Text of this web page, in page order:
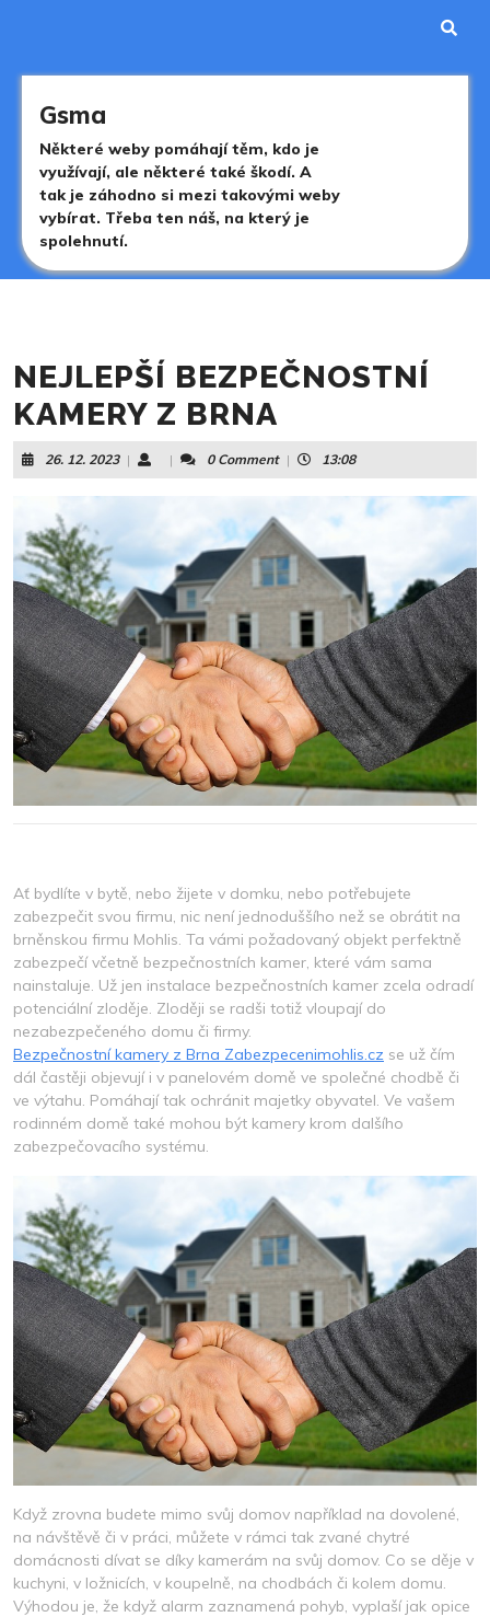
Gsma
Některé weby pomáhají těm, kdo je
využívají, ale některé také škodí. A
tak je záhodno si mezi takovými weby
vybírat. Třeba ten náš, na který je
spolehnutí.
NEJLEPŠÍ BEZPEČNOSTNÍ
KAMERY Z BRNA
26. 12. 202326.
12.
2023
| | 0 Comment | 13:08
Ať bydlíte v bytě, nebo žijete v domku, nebo potřebujete
zabezpečit svou firmu, nic není jednoduššího než se obrátit na
brněnskou firmu Mohlis. Ta vámi požadovaný objekt perfektně
zabezpečí včetně bezpečnostních kamer, které vám sama
nainstaluje. Už jen instalace bezpečnostních kamer zcela odradí
potenciální zloděje. Zloději se radši totiž vloupají do
nezabezpečeného domu či firmy.
Bezpečnostní kamery z Brna Zabezpecenimohlis.cz se už čím
dál častěji objevují i v panelovém domě ve společné chodbě či
ve výtahu. Pomáhají tak ochránit majetky obyvatel. Ve vašem
rodinném domě také mohou být kamery krom dalšího
zabezpečovacího systému.
Když zrovna budete mimo svůj domov například na dovolené,
na návštěvě či v práci, můžete v rámci tak zvané chytré
domácnosti dívat se díky kamerám na svůj domov. Co se děje v
kuchyni, v ložnicích, v koupelně, na chodbách či kolem domu.
Výhodou je, že když alarm zaznamená pohyb, vyplaší jak opice